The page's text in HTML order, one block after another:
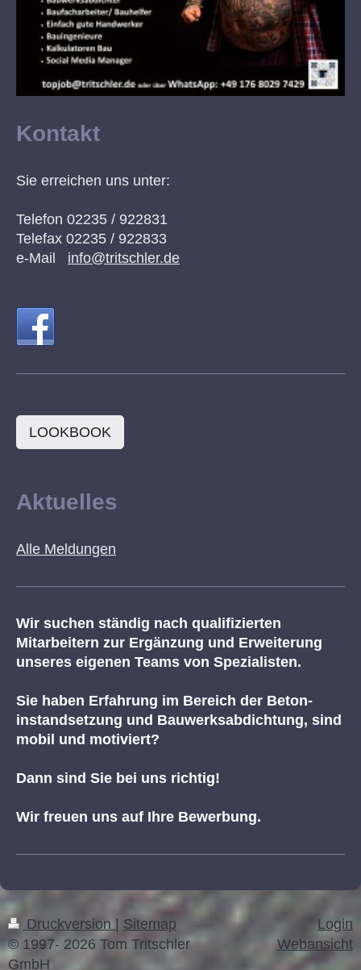
Kontakt
Sie erreichen uns unter:
Telefon 02235 / 922831
Telefax 02235 / 922833
e-Mail info@tritschler.de
LOOKBOOK
Aktuelles
Alle Meldungen
Wir suchen ständig nach qualifizierten
Mitarbeitern zur Ergänzung und Erweiterung
unseres eigenen Teams von Spezialisten.
Sie haben Erfahrung im Bereich der Beton-
instandsetzung und Bauwerksabdichtung, sind
mobil und motiviert?
Dann sind Sie bei uns richtig!
Wir freuen uns auf Ihre Bewerbung.
Druckversion | Sitemap
© 1997- 2026 Tom Tritschler
GmbH
Login
Webansicht